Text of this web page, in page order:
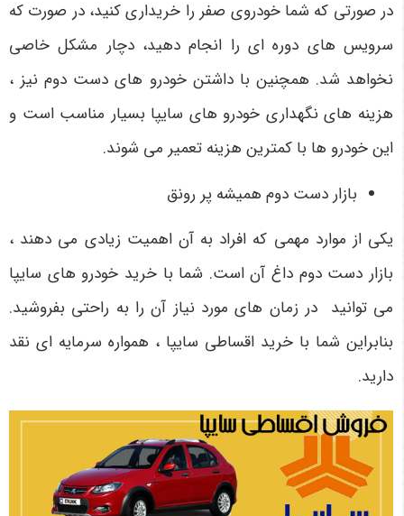
در صورتی که شما خودروی صفر را خریداری کنید، در صورت که
سرویس های دوره ای را انجام دهید، دچار مشکل خاصی
نخواهد شد. همچنین با داشتن خودرو های دست دوم نیز ،
هزینه های نگهداری خودرو های سایپا بسیار مناسب است و
این خودرو ها با کمترین هزینه تعمیر می شوند.
بازار دست دوم همیشه پر رونق
یکی از موارد مهمی که افراد به آن اهمیت زیادی می دهند ،
بازار دست دوم داغ آن است. شما با خرید خودرو های سایپا
می توانید در زمان های مورد نیاز آن را به راحتی بفروشید.
بنابراین شما با خرید اقساطی سایپا ، همواره سرمایه ای نقد
دارید.